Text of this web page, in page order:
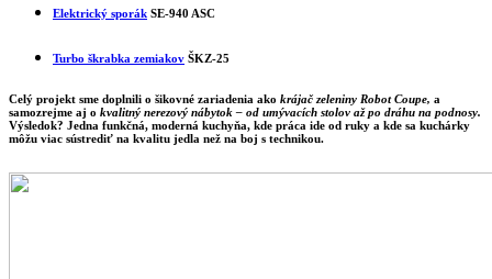
Elektrický sporák SE-940 ASC
Turbo škrabka zemiakov ŠKZ-25
Celý projekt sme doplnili o šikovné zariadenia ako krájač zeleniny Robot Coupe, a
samozrejme aj o kvalitný nerezový nábytok – od umývacích stolov až po dráhu na podnosy.
Výsledok? Jedna funkčná, moderná kuchyňa, kde práca ide od ruky a kde sa kuchárky
môžu viac sústrediť na kvalitu jedla než na boj s technikou.